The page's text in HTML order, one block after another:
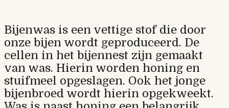
Bijenwas is een vettige stof die door
onze bijen wordt geproduceerd. De
cellen in het bijennest zijn gemaakt
van was. Hierin worden honing en
stuifmeel opgeslagen. Ook het jonge
bijenbroed wordt hierin opgekweekt.